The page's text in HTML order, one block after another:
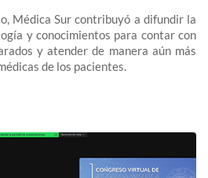
Médica Sur contribuyó a difundir la
y conocimientos para contar con
y atender de manera aún más
de los pacientes.